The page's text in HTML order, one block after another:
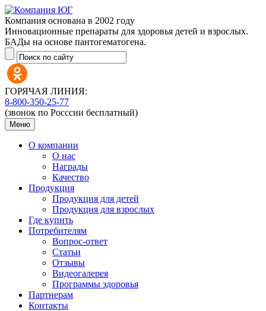
Компания основана в 2002 году
Инновационные препараты для здоровья детей и взрослых.
БАДы на основе пантогематогена.
ГОРЯЧАЯ ЛИНИЯ:
8-800-350-25-77
(звонок по Росссии бесплатный)
Меню
О компании
О нас
Награды
Качество
Продукция
Продукция для детей
Продукция для взрослых
Где купить
Потребителям
Вопрос-ответ
Статьи
Отзывы
Видеогалерея
Программы здоровья
Партнерам
Контакты